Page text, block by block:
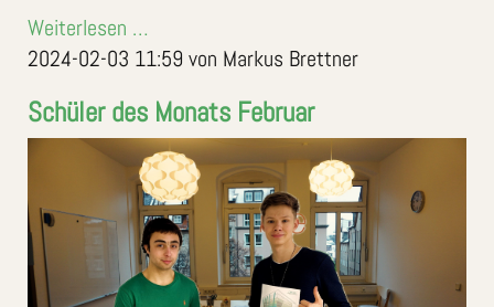
Weiterlesen …
2024-02-03 11:59 von Markus Brettner
Schüler des Monats Februar